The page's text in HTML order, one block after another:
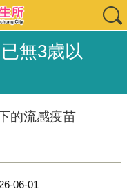
無3歳以
的流感疫苗
06-01